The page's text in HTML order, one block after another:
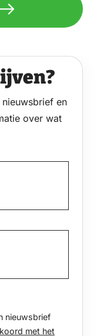
en
over wat
nieuwsbrief
met het